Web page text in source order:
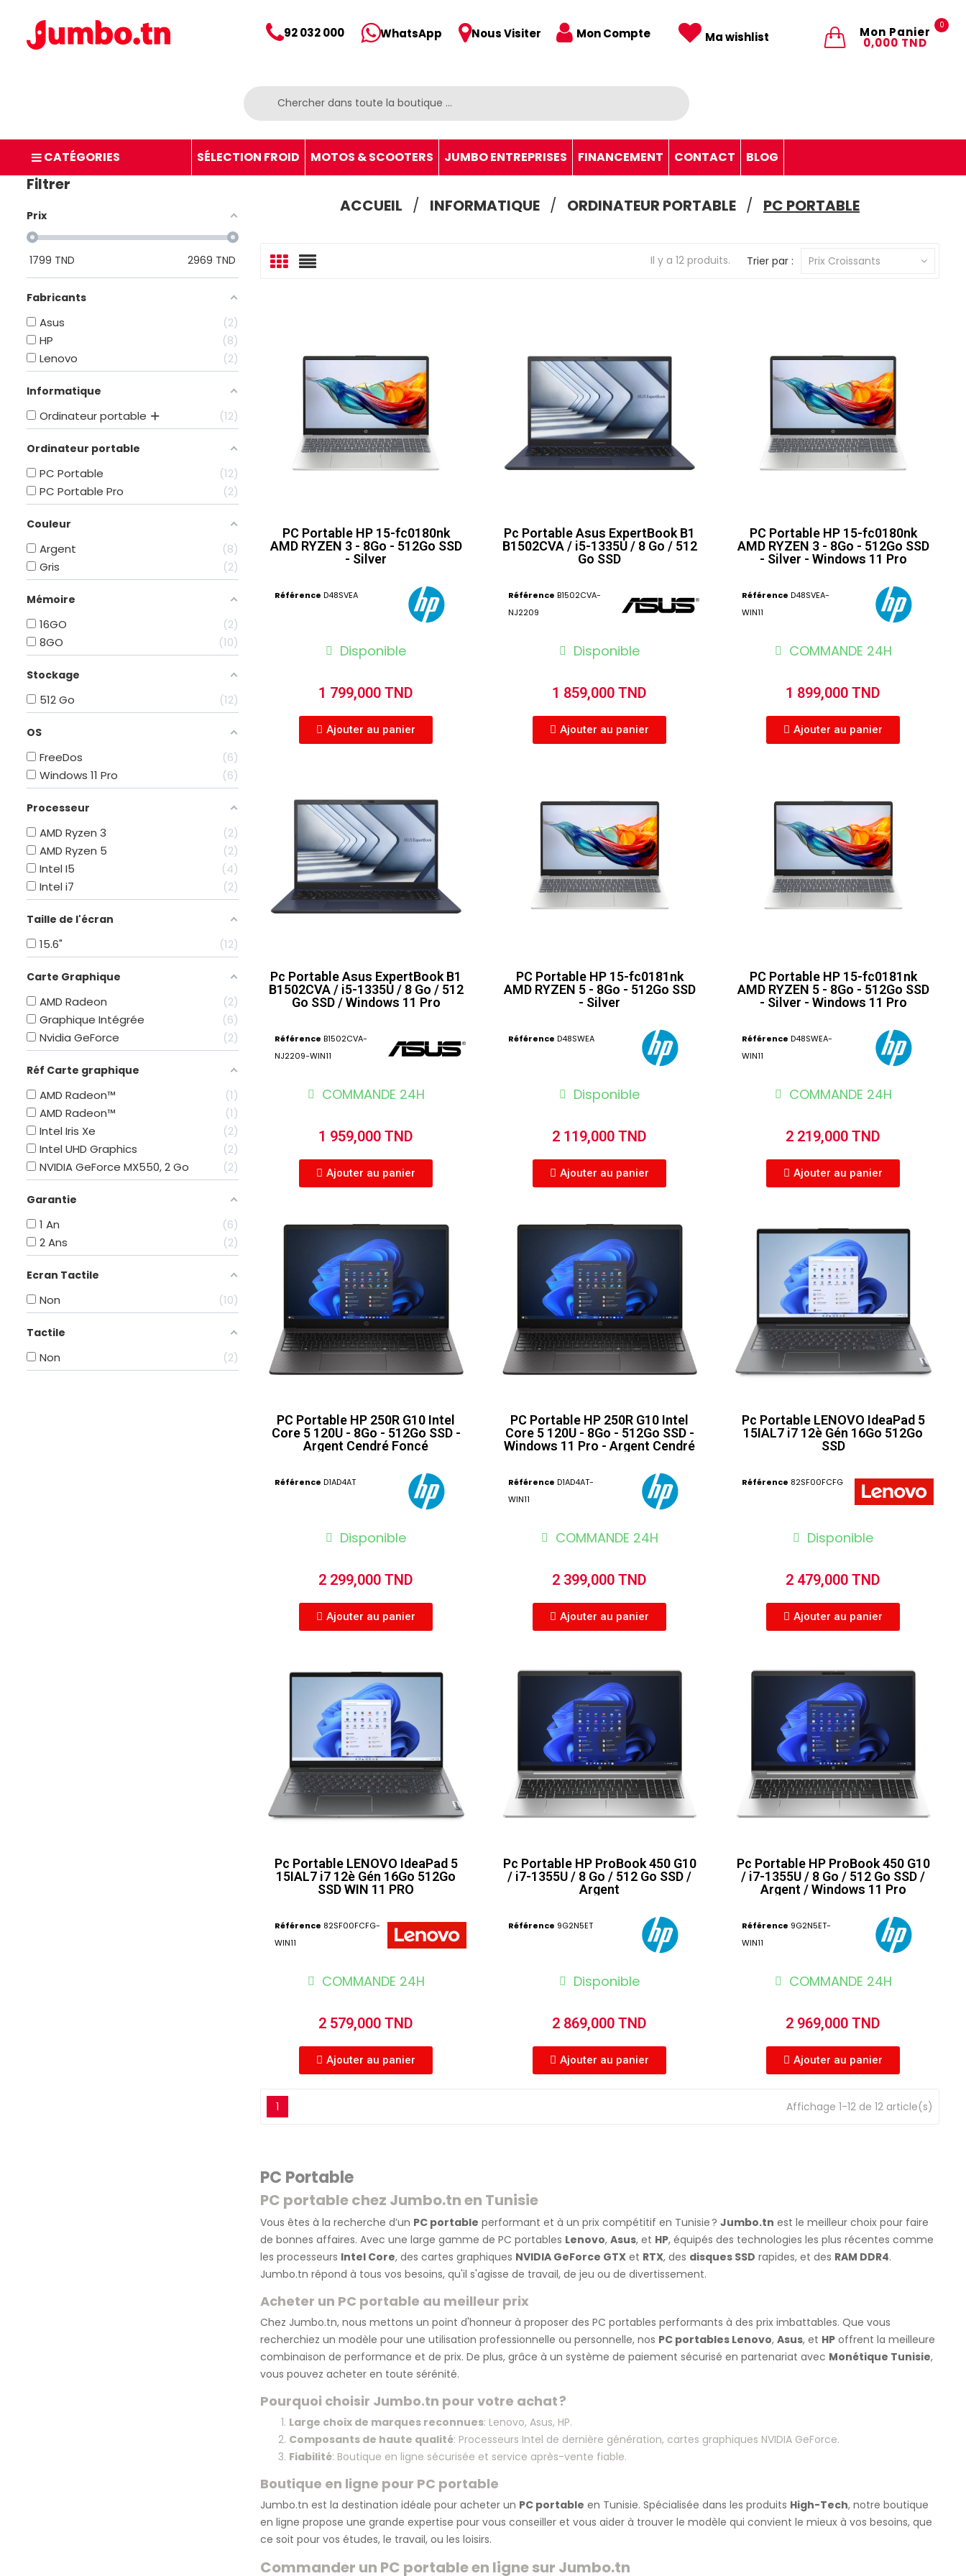
92 032 000 WhatsApp Nous Visiter
0
Mon Panier
0,000 TND
Mon Compte Ma wishlist
CATÉGORIES SÉLECTION FROID MOTOS & SCOOTERS JUMBO ENTREPRISES FINANCEMENT CONTACT BLOG
Filtrer
Prix
1799 TND 2969 TND
Fabricants
Asus
2
HP
8
Lenovo
2
Informatique
Ordinateur portable 12
Ordinateur portable
PC Portable
12
PC Portable Pro
2
Couleur
Argent
8
Gris
2
Mémoire
16GO
2
8GO
10
Stockage
512 Go 12
OS
FreeDos
6
Windows 11 Pro
6
Processeur
AMD Ryzen 3
2
AMD Ryzen 5
2
Intel I5
4
Intel i7
2
Taille de l'écran
15.6" 12
Carte Graphique
AMD Radeon
2
Graphique Intégrée
6
Nvidia GeForce
2
Réf Carte graphique
AMD Radeon™
1
AMD Radeon™
1
Intel Iris Xe
2
Intel UHD Graphics
2
NVIDIA GeForce MX550, 2 Go
2
Garantie
1 An
6
2 Ans
2
Ecran Tactile
Non 10
Tactile
Non 2
ACCUEIL INFORMATIQUE ORDINATEUR PORTABLE PC PORTABLE
Il y a 12 produits. Trier par : Prix Croissants
PC Portable HP 15-fc0180nk
AMD RYZEN 3 - 8Go - 512Go SSD
- Silver
Référence D48SVEA
Disponible
1 799,000 TND
Ajouter au panier
Pc Portable Asus ExpertBook B1
B1502CVA / i5-1335U / 8 Go / 512
Go SSD
Référence B1502CVA-
NJ2209
Disponible
1 859,000 TND
Ajouter au panier
PC Portable HP 15-fc0180nk
AMD RYZEN 3 - 8Go - 512Go SSD
- Silver - Windows 11 Pro
Référence D48SVEA-
WIN11
COMMANDE 24H
1 899,000 TND
Ajouter au panier
Pc Portable Asus ExpertBook B1
B1502CVA / i5-1335U / 8 Go / 512
Go SSD / Windows 11 Pro
Référence B1502CVA-
NJ2209-WIN11
COMMANDE 24H
1 959,000 TND
Ajouter au panier
PC Portable HP 15-fc0181nk
AMD RYZEN 5 - 8Go - 512Go SSD
- Silver
Référence D48SWEA
Disponible
2 119,000 TND
Ajouter au panier
PC Portable HP 15-fc0181nk
AMD RYZEN 5 - 8Go - 512Go SSD
- Silver - Windows 11 Pro
Référence D48SWEA-
WIN11
COMMANDE 24H
2 219,000 TND
Ajouter au panier
PC Portable HP 250R G10 Intel
Core 5 120U - 8Go - 512Go SSD -
Argent Cendré Foncé
Référence D1AD4AT
Disponible
2 299,000 TND
Ajouter au panier
PC Portable HP 250R G10 Intel
Core 5 120U - 8Go - 512Go SSD -
Windows 11 Pro - Argent Cendré
Référence D1AD4AT-
WIN11
COMMANDE 24H
2 399,000 TND
Ajouter au panier
Pc Portable LENOVO IdeaPad 5
15IAL7 i7 12è Gén 16Go 512Go
SSD
Référence 82SF00FCFG
Disponible
2 479,000 TND
Ajouter au panier
Pc Portable LENOVO IdeaPad 5
15IAL7 i7 12è Gén 16Go 512Go
SSD WIN 11 PRO
Référence 82SF00FCFG-
WIN11
COMMANDE 24H
2 579,000 TND
Ajouter au panier
Pc Portable HP ProBook 450 G10
/ i7-1355U / 8 Go / 512 Go SSD /
Argent
Référence 9G2N5ET
Disponible
2 869,000 TND
Ajouter au panier
Pc Portable HP ProBook 450 G10
/ i7-1355U / 8 Go / 512 Go SSD /
Argent / Windows 11 Pro
Référence 9G2N5ET-
WIN11
COMMANDE 24H
2 969,000 TND
Ajouter au panier
1 Affichage 1-12 de 12 article(s)
PC Portable
PC portable chez Jumbo.tn en Tunisie
Vous êtes à la recherche d’un PC portable performant et à un prix compétitif en Tunisie ? Jumbo.tn est le meilleur choix pour faire
de bonnes affaires. Avec une large gamme de PC portables Lenovo, Asus, et HP, équipés des technologies les plus récentes comme
les processeurs Intel Core, des cartes graphiques NVIDIA GeForce GTX et RTX, des disques SSD rapides, et des RAM DDR4.
Jumbo.tn répond à tous vos besoins, qu'il s'agisse de travail, de jeu ou de divertissement.
Acheter un PC portable au meilleur prix
Chez Jumbo.tn, nous mettons un point d'honneur à proposer des PC portables performants à des prix imbattables. Que vous
recherchiez un modèle pour une utilisation professionnelle ou personnelle, nos PC portables Lenovo, Asus, et HP offrent la meilleure
combinaison de performance et de prix. De plus, grâce à un système de paiement sécurisé en partenariat avec Monétique Tunisie,
vous pouvez acheter en toute sérénité.
Pourquoi choisir Jumbo.tn pour votre achat ?
Large choix de marques reconnues: Lenovo, Asus, HP.
Composants de haute qualité: Processeurs Intel de dernière génération, cartes graphiques NVIDIA GeForce.
Fiabilité: Boutique en ligne sécurisée et service après-vente fiable.
Boutique en ligne pour PC portable
Jumbo.tn est la destination idéale pour acheter un PC portable en Tunisie. Spécialisée dans les produits High-Tech, notre boutique
en ligne propose une grande expertise pour vous conseiller et vous aider à trouver le modèle qui convient le mieux à vos besoins, que
ce soit pour vos études, le travail, ou les loisirs.
Commander un PC portable en ligne sur Jumbo.tn